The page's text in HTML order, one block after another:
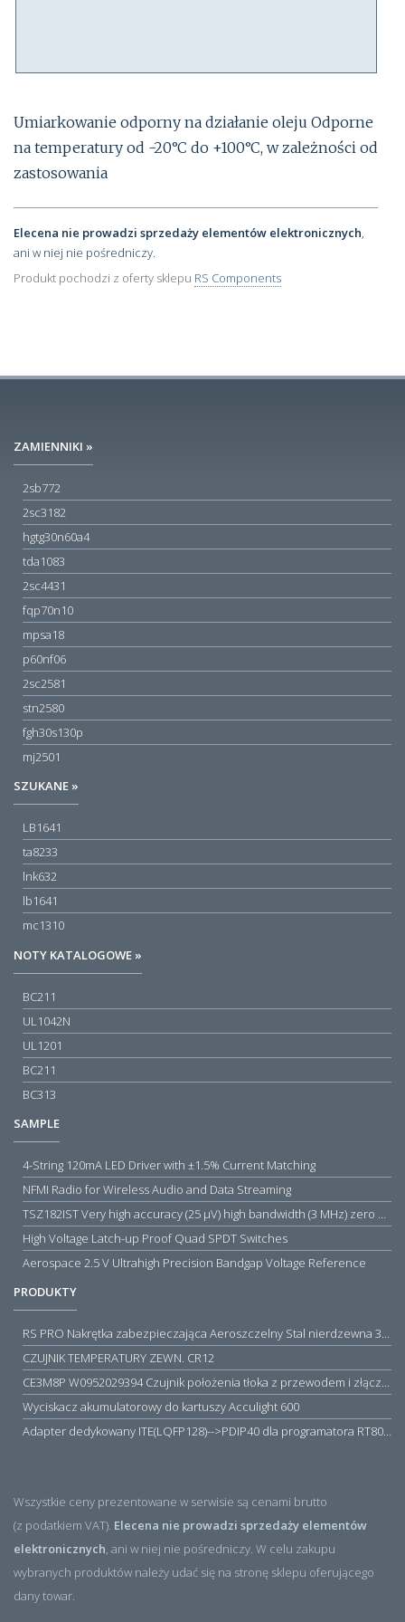
Umiarkowanie odporny na działanie oleju Odporne
na temperatury od -20°C do +100°C, w zależności od
zastosowania
Elecena nie prowadzi sprzedaży elementów elektronicznych,
ani w niej nie pośredniczy.
Produkt pochodzi z oferty sklepu RS Components
ZAMIENNIKI »
2sb772
2sc3182
hgtg30n60a4
tda1083
2sc4431
fqp70n10
mpsa18
p60nf06
2sc2581
stn2580
fgh30s130p
mj2501
SZUKANE »
LB1641
ta8233
lnk632
lb1641
mc1310
NOTY KATALOGOWE »
BC211
UL1042N
UL1201
BC211
BC313
SAMPLE
4-String 120mA LED Driver with ±1.5% Current Matching
NFMI Radio for Wireless Audio and Data Streaming
TSZ182IST Very high accuracy (25 µV) high bandwidth (3 MHz) zero drift 5 V operational amplifiers
High Voltage Latch-up Proof Quad SPDT Switches
Aerospace 2.5 V Ultrahigh Precision Bandgap Voltage Reference
PRODUKTY
RS PRO Nakrętka zabezpieczająca Aeroszczelny Stal nierdzewna 316 Zwykłe
CZUJNIK TEMPERATURY ZEWN. CR12
CE3M8P W0952029394 Czujnik położenia tłoka z przewodem i złączem M8, PNP NO, 10...30VDC, 100mA, METALWORK, METAL WORK jak MZT1-0
Wyciskacz akumulatorowy do kartuszy Acculight 600
Adapter dedykowany ITE(LQFP128)-->PDIP40 dla programatora RT809H/RT809F (simple)
Wszystkie ceny prezentowane w serwisie są cenami brutto
(z podatkiem VAT). Elecena nie prowadzi sprzedaży elementów
elektronicznych, ani w niej nie pośredniczy. W celu zakupu
wybranych produktów należy udać się na stronę sklepu oferującego
dany towar.